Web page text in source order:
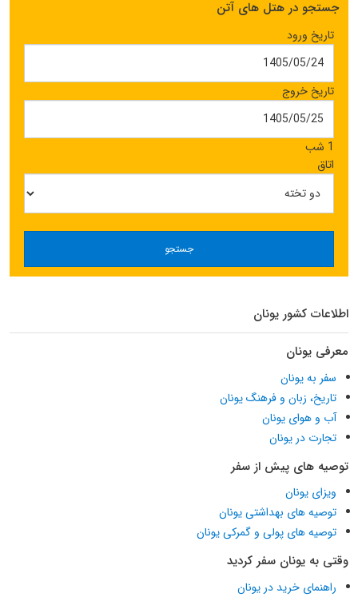
جستجو در هتل های آتن
تاریخ ورود
تاریخ خروج
1 شب
اتاق
جستجو
اطلاعات کشور یونان
معرفی یونان
سفر به یونان
تاریخ، زبان و فرهنگ یونان
آب و هوای یونان
تجارت در یونان
توصیه های پیش از سفر
ویزای یونان
توصیه های بهداشتی یونان
توصیه های پولی و گمرکی یونان
وقتی به یونان سفر کردید
راهنمای خرید در یونان